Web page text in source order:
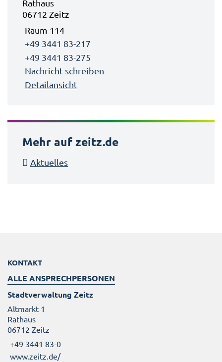
Rathaus
06712 Zeitz
Raum 114
+49 3441 83-217
+49 3441 83-275
Nachricht schreiben
Detailansicht
Mehr auf zeitz.de
Aktuelles
KONTAKT
ALLE ANSPRECHPERSONEN
Stadtverwaltung Zeitz
Altmarkt 1
Rathaus
06712 Zeitz
+49 3441 83-0
www.zeitz.de/